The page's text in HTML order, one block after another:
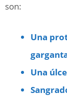
son:
Una
Una